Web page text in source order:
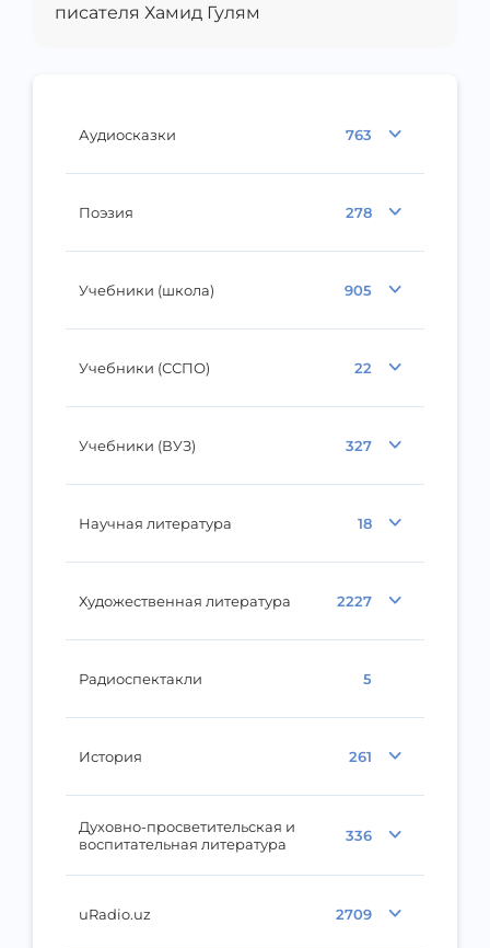
Аудиосказки 763
Поэзия 278
Учебники (школа) 905
Учебники (ССПО) 22
Учебники (ВУЗ) 327
Научная литература 18
Художественная литература 2227
Радиоспектакли 5
История 261
Духовно-просветительская и
воспитательная литература
336
uRadio.uz 2709
писателя Хамид Гулям